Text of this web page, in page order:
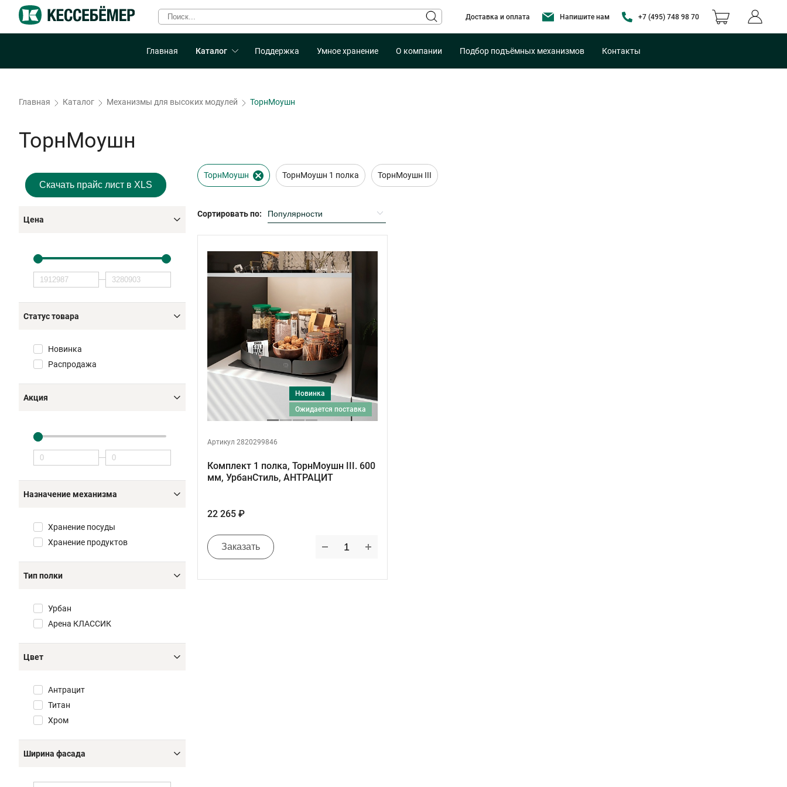
Доставка и оплата Напишите нам +7 (495) 748 98 70
Главная Каталог Поддержка Умное хранение О компании Подбор подъёмных механизмов Контакты
Главная Каталог Механизмы для высоких модулей ТорнМоушн
ТорнМоушн
Скачать прайс лист в XLS
Цена
Статус товара
Новинка
Распродажа
Акция
Назначение механизма
Хранение посуды
Хранение продуктов
Тип полки
Урбан
Арена КЛАССИК
Цвет
Антрацит
Титан
Хром
Ширина фасада
ТорнМоушн ТорнМоушн 1 полка ТорнМоушн III
Сортировать по:
Новинка
ожидается поставка
Артикул 2820299846
Комплект 1 полка, ТорнМоушн III. 600
мм, УрбанСтиль, АНТРАЦИТ
22 265 ₽
Заказать